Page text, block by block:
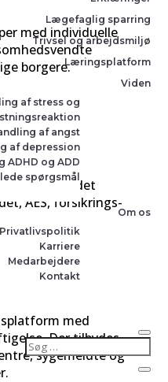
Lægefaglig sparring
Trivsel og arbejdsmiljø
Læringsplatform
Viden
af stress og
af angst
af depression
ADHD og ADD
spørgsmål
Om os
Privatlivspolitik
Karriere
Medarbejdere
Kontakt
med individuelle
borgere.
og
til blandt andet
AES, forsikrings-
med
Der tilbydes
sygemeldte og